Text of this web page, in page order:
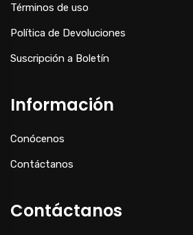
Términos de uso
Política de Devoluciones
Suscripción a Boletín
Información
Conócenos
Contáctanos
Contáctanos